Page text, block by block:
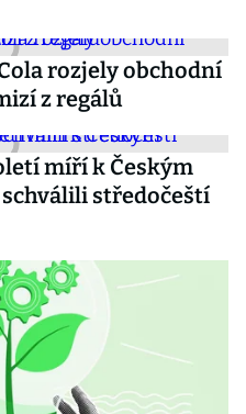
rozjely obchodní
z regálů
míří k Českým
schválili středočeští